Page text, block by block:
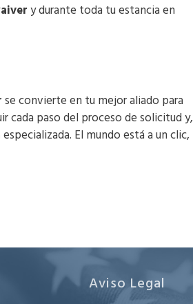
y durante toda tu estancia en
se convierte en tu mejor aliado para
cada paso del proceso de solicitud y,
El mundo está a un clic,
Aviso Legal